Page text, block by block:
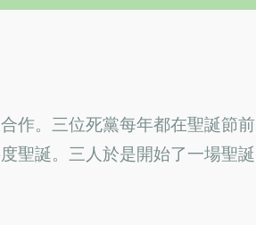
作。三位死黨每年都在聖誕節前
聖誕。三人於是開始了一場聖誕